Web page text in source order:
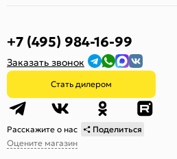
+7 (495) 984-16-99
Заказать звонок
Стать дилером
Расскажите о нас
Поделиться
Оцените магазин